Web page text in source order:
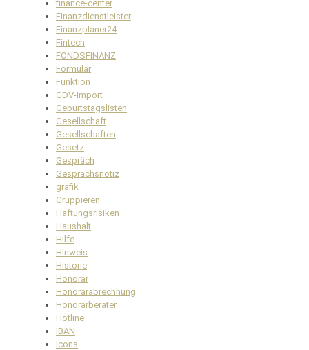
finance-center
Finanzdienstleister
Finanzplaner24
Fintech
FONDSFINANZ
Formular
Funktion
GDV-Import
Geburtstagslisten
Gesellschaft
Gesellschaften
Gesetz
Gespräch
Gesprächsnotiz
grafik
Gruppieren
Haftungsrisiken
Haushalt
Hilfe
Hinweis
Historie
Honorar
Honorarabrechnung
Honorarberater
Hotline
IBAN
Icons